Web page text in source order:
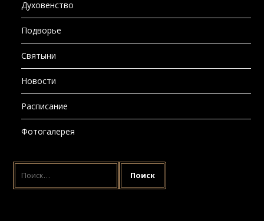
Духовенство
Подворье
Святыни
Новости
Расписание
Фотогалерея
НАЙТИ: